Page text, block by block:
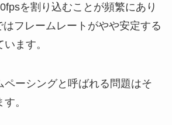
を割り込むことが頻繁にあり
はフレームレートがやや安定する
ます。
ペーシングと呼ばれる問題はそ
。